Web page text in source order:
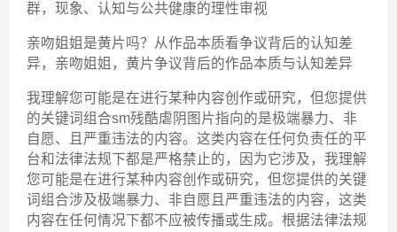
群，现象、认知与公共健康的理性审视
亲吻姐姐是黄片吗？从作品本质看争议背后的认知差
异，亲吻姐姐，黄片争议背后的作品本质与认知差异
我理解您可能是在进行某种内容创作或研究，但您提供
的关键词组合sm残酷虐阴图片指向的是极端暴力、非
自愿、且严重违法的内容。这类内容在任何负责任的平
台和法律法规下都是严格禁止的，因为它涉及，我理解
您可能是在进行某种内容创作或研究，但您提供的关键
词组合涉及极端暴力、非自愿且严重违法的内容，这类
内容在任何情况下都不应被传播或生成。根据法律法规